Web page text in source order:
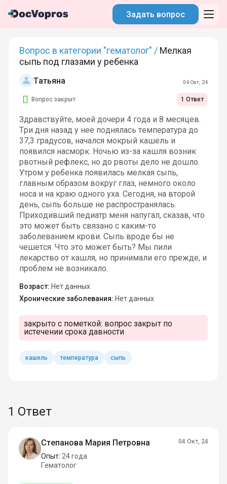
Задать вопрос
Вопрос в категории "гематолог" / Мелкая
сыпь под глазами у ребенка
Татьяна 04 Окт, 24
Вопрос закрыт 1 Ответ
Здравствуйте, моей дочери 4 года и 8 месяцев.
Три дня назад у нее поднялась температура до
37,3 градусов, начался мокрый кашель и
появился насморк. Ночью из-за кашля возник
рвотный рефлекс, но до рвоты дело не дошло.
Утром у ребенка появилась мелкая сыпь,
главным образом вокруг глаз, немного около
носа и на краю одного уха. Сегодня, на второй
день, сыпь больше не распространялась.
Приходивший педиатр меня напугал, сказав, что
это может быть связано с каким-то
заболеванием крови. Сыпь вроде бы не
чешется. Что это может быть? Мы пили
лекарство от кашля, но принимали его прежде, и
проблем не возникало.
Возраст: Нет данных
Хронические заболевания: Нет данных
закрыто с пометкой: вопрос закрыт по
истечении срока давности
кашель температура сыпь
1 Ответ
Степанова Мария Петровна
Опыт: 24 года
Гематолог
04 Окт, 24